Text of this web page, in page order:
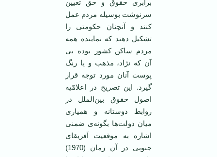
برابری حقوق و حق تعیین
سرنوشت بوسیله مردم عمل
کنند و آنچنان حکومتی را
تشکیل دهند که نماینده ‌همه
مردم ساکن کشور بوده بی
آن که نژاد، مذهب و یا رنگ
پوست آنان مورد توجه قرار
گیرد. این تصریح در اعلامّیه
اصول حقوق بین‌الملل در
روابط دوستانه و همیاری
میان دولت‌ها بگونه‌ی ضمنی
اشاره به موقعیت آفریقای
جنوبی در آن زمان (1970)